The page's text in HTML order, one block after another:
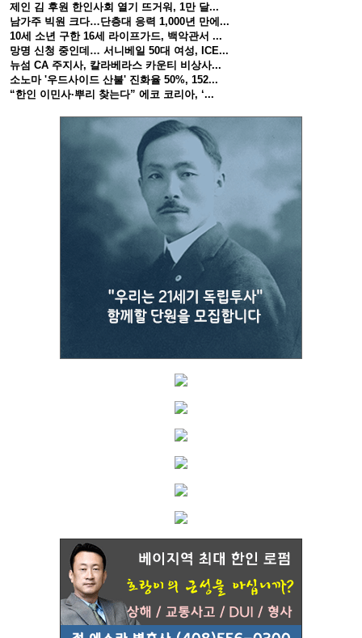
제인 김 후원 한인사회 열기 뜨거워, 1만 달...
남가주 빅원 크다…단층대 응력 1,000년 만에...
10세 소년 구한 16세 라이프가드, 백악관서 ...
망명 신청 중인데… 서니베일 50대 여성, ICE...
뉴섬 CA 주지사, 칼라베라스 카운티 비상사...
소노마 '우드사이드 산불' 진화율 50%, 152...
“한인 이민사·뿌리 찾는다” 에코 코리아, ‘...